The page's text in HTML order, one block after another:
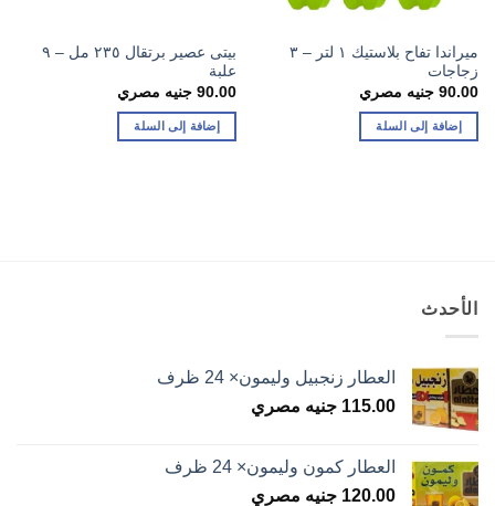
ميراندا تفاح بلاستيك ١ لتر – ٣
زجاجات
90.00جنيه مصري
إضافة إلى السلة
بيتى عصير برتقال ٢٣٥ مل – ٩
علبة
90.00جنيه مصري
إضافة إلى السلة
الأحدث
العطار زنجبيل وليمون× 24 ظرف
115.00 جنيه مصري
العطار كمون وليمون× 24 ظرف
120.00 جنيه مصري